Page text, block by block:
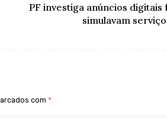
PF investiga anúncios digitais
simulavam
com *